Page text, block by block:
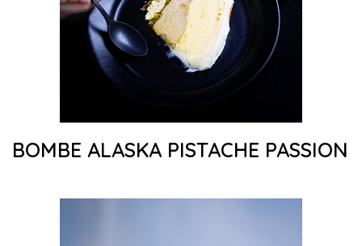
BOMBE ALASKA PISTACHE PASSION